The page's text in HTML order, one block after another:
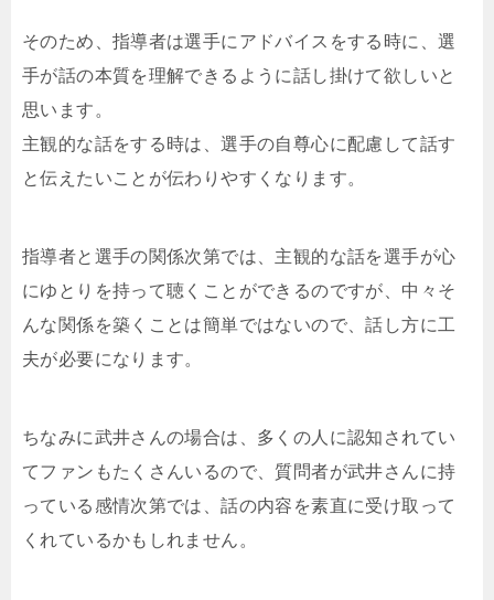
そのため、指導者は選手にアドバイスをする時に、選
手が話の本質を理解できるように話し掛けて欲しいと
思います。
主観的な話をする時は、選手の自尊心に配慮して話す
と伝えたいことが伝わりやすくなります。
指導者と選手の関係次第では、主観的な話を選手が心
にゆとりを持って聴くことができるのですが、中々そ
んな関係を築くことは簡単ではないので、話し方に工
夫が必要になります。
ちなみに武井さんの場合は、多くの人に認知されてい
てファンもたくさんいるので、質問者が武井さんに持
っている感情次第では、話の内容を素直に受け取って
くれているかもしれません。